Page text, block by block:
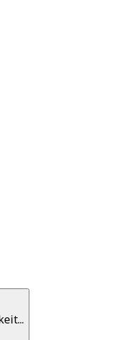
5 Sterne Alle